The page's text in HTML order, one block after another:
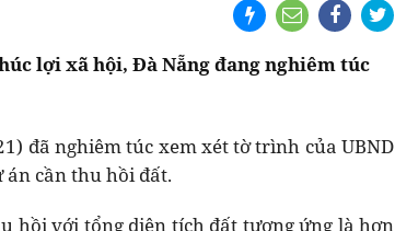
lợi xã hội, Đà Nẵng đang nghiêm túc
đã nghiêm túc xem xét tờ trình của UBND
án cần thu hồi đất.
hồi với tổng diện tích đất tương ứng là hơn